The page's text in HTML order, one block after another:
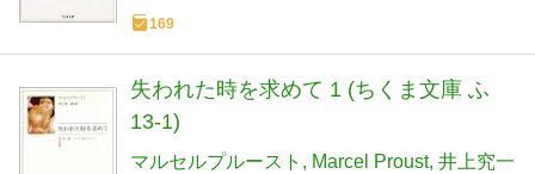
169
失われた時を求めて 1 (ちくま文庫 ふ
13-1)
マルセルプルースト Marcel Proust 井上究一